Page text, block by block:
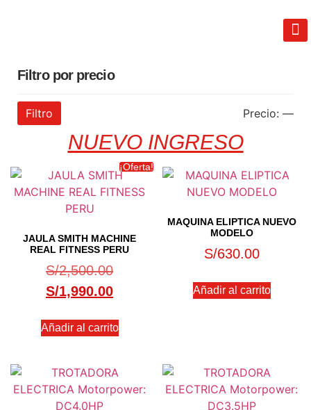
Filtro por precio
Filtro Precio: —
NUEVO INGRESO
¡Oferta!
JAULA SMITH MACHINE
REAL FITNESS PERU
S/2,500.00
S/1,990.00
Añadir al carrito
MAQUINA ELIPTICA NUEVO
MODELO
S/630.00
Añadir al carrito